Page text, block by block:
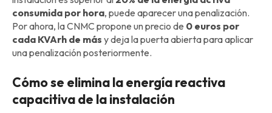
consumida por hora, puede aparecer una penalización.
Por ahora, la CNMC propone un precio de 0 euros por
cada KVArh de más y deja la puerta abierta para aplicar
una penalización posteriormente.
Cómo se elimina la energía reactiva
capacitiva de la instalación